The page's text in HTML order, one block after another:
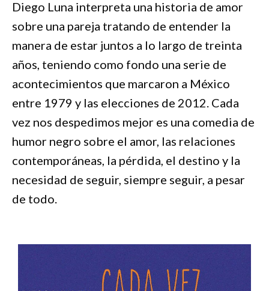
Diego Luna interpreta una historia de amor
sobre una pareja tratando de entender la
manera de estar juntos a lo largo de treinta
años, teniendo como fondo una serie de
acontecimientos que marcaron a México
entre 1979 y las elecciones de 2012. Cada
vez nos despedimos mejor es una comedia de
humor negro sobre el amor, las relaciones
contemporáneas, la pérdida, el destino y la
necesidad de seguir, siempre seguir, a pesar
de todo.